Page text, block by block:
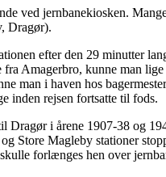
ved jernbanekiosken.
Dragør).
efter den 29 minutter
fra Amagerbro, kunne man
man i haven hos
inden rejsen fortsatte til fods.
Dragør i årene 1907-38 og
Store Magleby stationer
forlænges hen over